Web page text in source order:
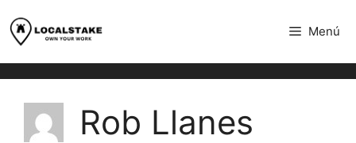
al
contenido
Menú
Rob Llanes